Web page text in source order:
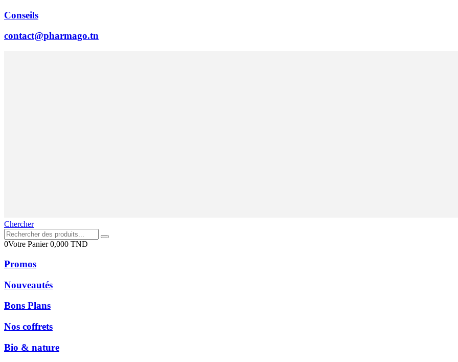
Conseils
contact@pharmago.tn
Chercher
0Votre Panier0,000 TND
Promos
Nouveautés
Bons Plans
Nos coffrets
Bio & nature